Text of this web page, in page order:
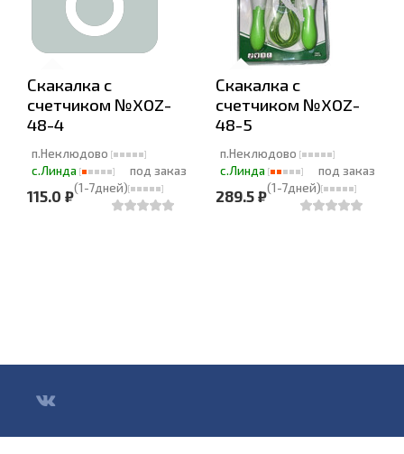
Скакалка с
счетчиком №XOZ-
48-4
п.Неклюдово
с.Линда
под заказ
(1-7дней)
115.0 ₽
Скакалка с
счетчиком №XOZ-
48-5
п.Неклюдово
с.Линда
под заказ
(1-7дней)
289.5 ₽